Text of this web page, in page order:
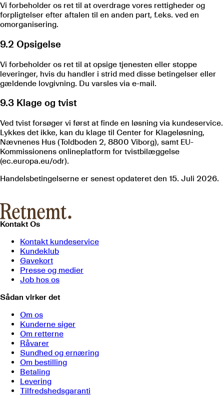
Vi forbeholder os ret til at overdrage vores rettigheder og
forpligtelser efter aftalen til en anden part, f.eks. ved en
omorganisering.
9.2 Opsigelse
Vi forbeholder os ret til at opsige tjenesten eller stoppe
leveringer, hvis du handler i strid med disse betingelser eller
gældende lovgivning. Du varsles via e-mail.
9.3 Klage og tvist
Ved tvist forsøger vi først at finde en løsning via kundeservice.
Lykkes det ikke, kan du klage til Center for Klageløsning,
Nævnenes Hus (Toldboden 2, 8800 Viborg), samt EU-
Kommissionens onlineplatform for tvistbilæggelse
(ec.europa.eu/odr).
Handelsbetingelserne er senest opdateret den 15. Juli 2026.
Kontakt Os
Kontakt kundeservice
Kundeklub
Gavekort
Presse og medier
Job hos os
Sådan virker det
Om os
Kunderne siger
Om retterne
Råvarer
Sundhed og ernæring
Om bestilling
Betaling
Levering
Tilfredshedsgaranti